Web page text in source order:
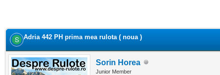
Adria 442 PH prima mea rulota ( noua )
Sorin Horea
Junior Member